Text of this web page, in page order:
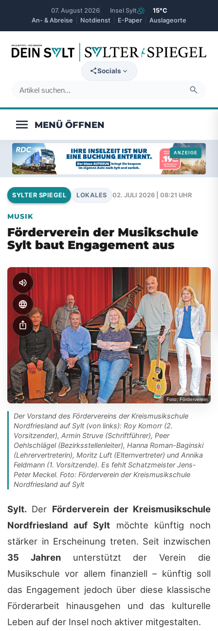
07. August 2026 Insel Syltpartly_cloudy_day
15°C
An- & Abreise
Notdienst E-Paper Auslageorte
search
Socials expand_more
menu
SYLTER SPIEGEL LOKALES 02. JULI 2026 | 08:21 UHR
MUSIK
Förderverein der Musikschule
Sylt baut Engagement aus
volume_up
language
ios_share
Foto: Förderverein
Der Vorstand des Fördervereins der Kreismusikschule
Nordfriesland auf Sylt (von links): Roy Komorr (2.
Vorsitzender), Armin Struve (Schriftführer), Peer
Oehlschlägel (Bezirksstellenleiter), Hanna Roman-Baginski
(Lehrervertreterin), Moritz Luft (Elternvertreter) und Annika
Feldmann (1. Vorsitzende). Es fehlt Schatzmeister Jens-
Peter Meckel. Foto: Förderverein der Kreismusikschule
Nordfriesland auf Sylt
Sylt. Der Förderverein der Kreismusikschule
Nordfriesland auf Sylt möchte künftig noch
stärker in Erscheinung treten. Seit inzwischen
35 Jahrenunterstützt der Verein die
Musikschule vor allem finanziell – künftig soll
das Engagement jedoch über diese klassische
Förderarbeit hinausgehen und das kulturelle
Leben auf der Insel noch aktiver mitgestalten.